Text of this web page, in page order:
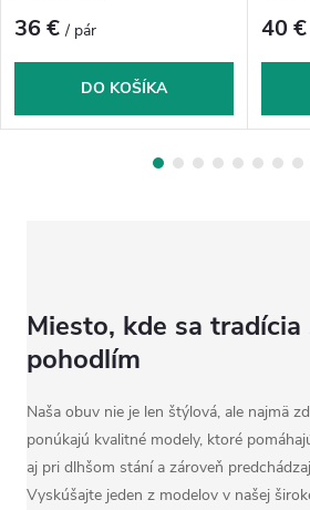
36 €/ pár
DO KOŠÍKA
40
Miesto, kde sa
pohodlím
Naša obuv nie je len štýlová, ale najmä
ponúkajú kvalitné modely, ktoré
aj pri dlhšom stání a zároveň
Vyskúšajte jeden z modelov v našej